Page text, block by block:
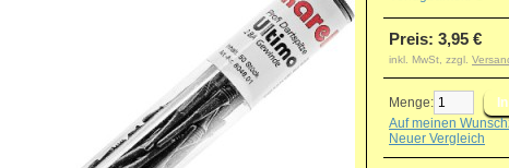
Preis: 3,95 €
inkl. MwSt, zzgl.
Menge:
Auf meinen
Neuer Vergleich